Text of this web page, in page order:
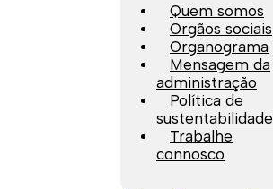
Quem somos
Orgãos sociais
Organograma
Mensagem da
administração
Política de
sustentabilidade
Trabalhe
connosco